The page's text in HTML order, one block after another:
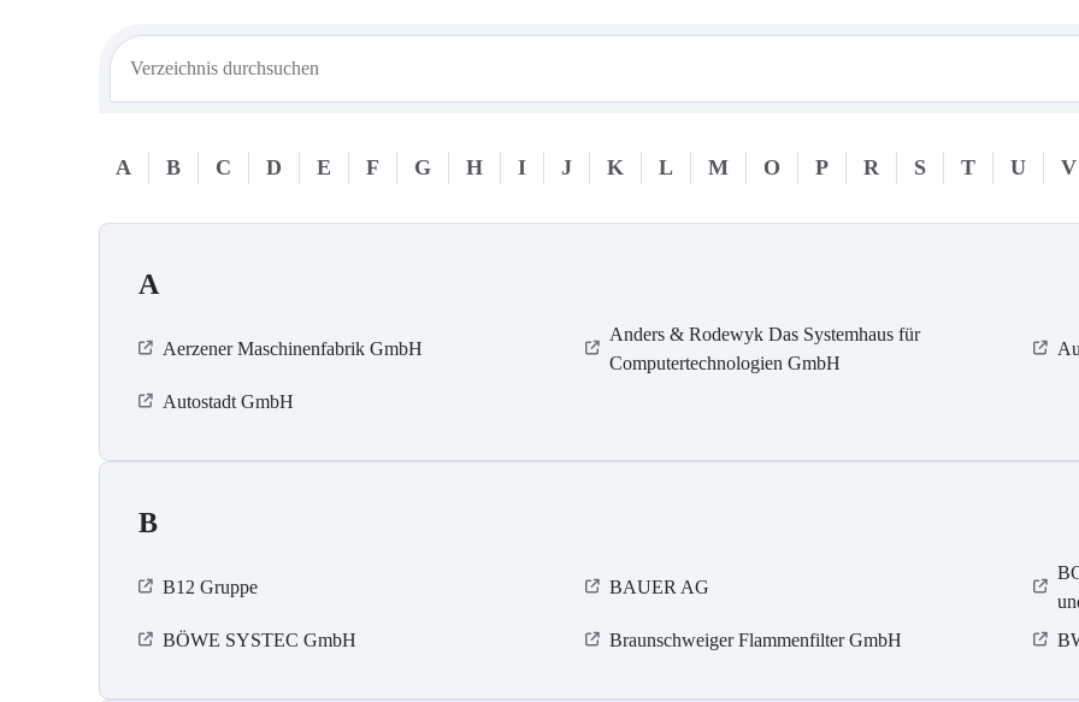
A B C D E F G H I J K L M O P R S T U V
A
Aerzener Maschinenfabrik GmbH
Anders & Rodewyk Das Systemhaus für
Computertechnologien GmbH
Autostadt GmbH
B
B12 Gruppe BAUER AG
BÖWE SYSTEC GmbH
Braunschweiger Flammenfilter GmbH